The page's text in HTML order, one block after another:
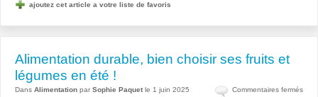
ajoutez cet article a votre liste de favoris
Alimentation durable, bien choisir ses fruits et
légumes en été !
Dans Alimentation par Sophie Paquet le 1 juin 2025 Commentaires ferméssur